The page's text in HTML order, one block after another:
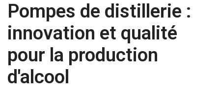
Pompes de distillerie :
innovation et qualité
pour la production
d'alcool